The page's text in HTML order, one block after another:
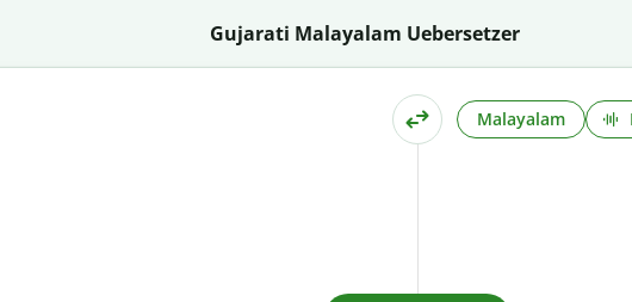
Gujarati Malayalam Uebersetzer
Malayalam